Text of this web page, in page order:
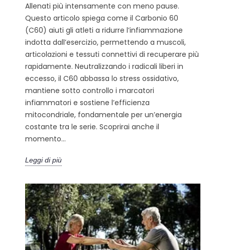
Allenati più intensamente con meno pause.
Questo articolo spiega come il Carbonio 60
(C60) aiuti gli atleti a ridurre l’infiammazione
indotta dall’esercizio, permettendo a muscoli,
articolazioni e tessuti connettivi di recuperare più
rapidamente. Neutralizzando i radicali liberi in
eccesso, il C60 abbassa lo stress ossidativo,
mantiene sotto controllo i marcatori
infiammatori e sostiene l’efficienza
mitocondriale, fondamentale per un’energia
costante tra le serie. Scoprirai anche il
momento...
Leggi di più